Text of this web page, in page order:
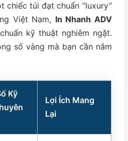
chiếc túi đạt chuẩn “luxury”
Việt Nam, In Nhanh ADV
kỹ thuật nghiêm ngặt.
số vàng mà bạn cần nắm
Kỹ
Lợi Ích Mang
Lại